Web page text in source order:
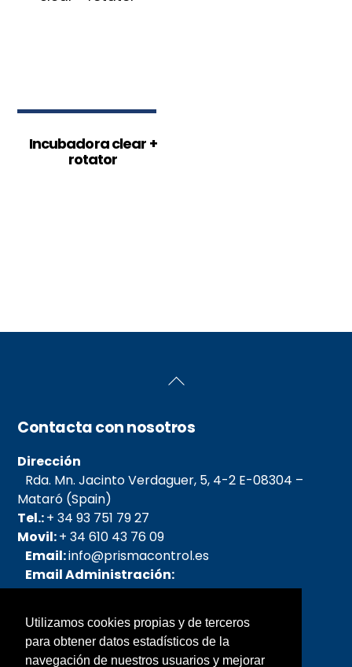
Utilizamos cookies propias y de terceros
para obtener datos estadísticos de la
navegación de nuestros usuarios y mejorar
Incubadora clear +
rotator
Back
Contacta con nosotros
Dirección
Rda. Mn. Jacinto Verdaguer, 5, 4-2 E-08304 –
Mataró (Spain)
Tel.:+ 34 93 751 79 27
Movil:+ 34 610 43 76 09
Email:info@prismacontrol.es
Email Administración:
admin@prismacontrol.es
pedidos@prismacontrol.es
Email SAT: sat@prismacontrol.es